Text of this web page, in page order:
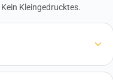
Kleingedrucktes.